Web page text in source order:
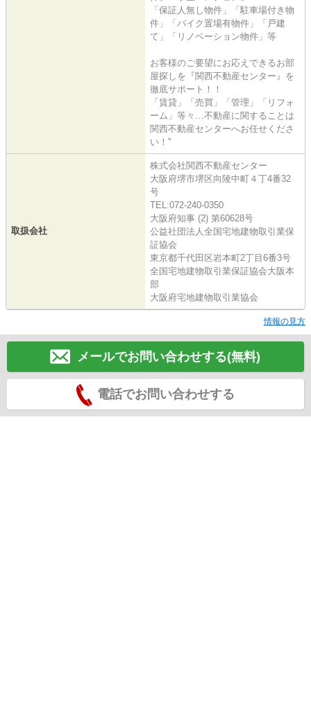
「保証人無し物件」「駐車場付き物
件」「バイク置場有物件」「戸建
て」「リノベーション物件」等
お客様のご要望にお応えできるお部
屋探しを『関西不動産センター』を
徹底サポート！！
「賃貸」「売買」「管理」「リフォ
ーム」等々…不動産に関することは
関西不動産センターへお任せくださ
い！"
取扱会社
株式会社関西不動産センター
大阪府堺市堺区向陵中町４丁4番32
号
TEL:072-240-0350
大阪府知事 (2) 第60628号
公益社団法人全国宅地建物取引業保
証協会
東京都千代田区岩本町2丁目6番3号
全国宅地建物取引業保証協会大阪本
部
大阪府宅地建物取引業協会
情報の見方
メールでお問い合わせする(無料)
電話でお問い合わせする